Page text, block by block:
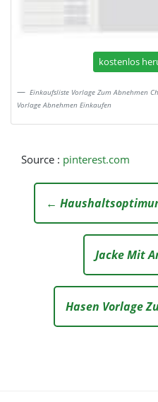
kostenlos
Einkaufsliste Vorlage Zum Abnehmen
Vorlage Abnehmen Einkaufen
Source : pinterest.com
←
Jacke Mit
Hasen Vorlage